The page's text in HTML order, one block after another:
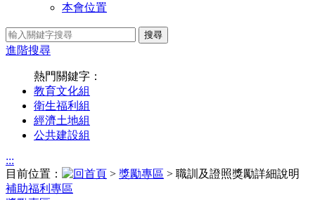
本會位置
搜尋
進階搜尋
熱門關鍵字：
教育文化組
衛生福利組
經濟土地組
公共建設組
:::
目前位置：
> 獎勵專區 > 職訓及證照獎勵詳細說明
補助福利專區